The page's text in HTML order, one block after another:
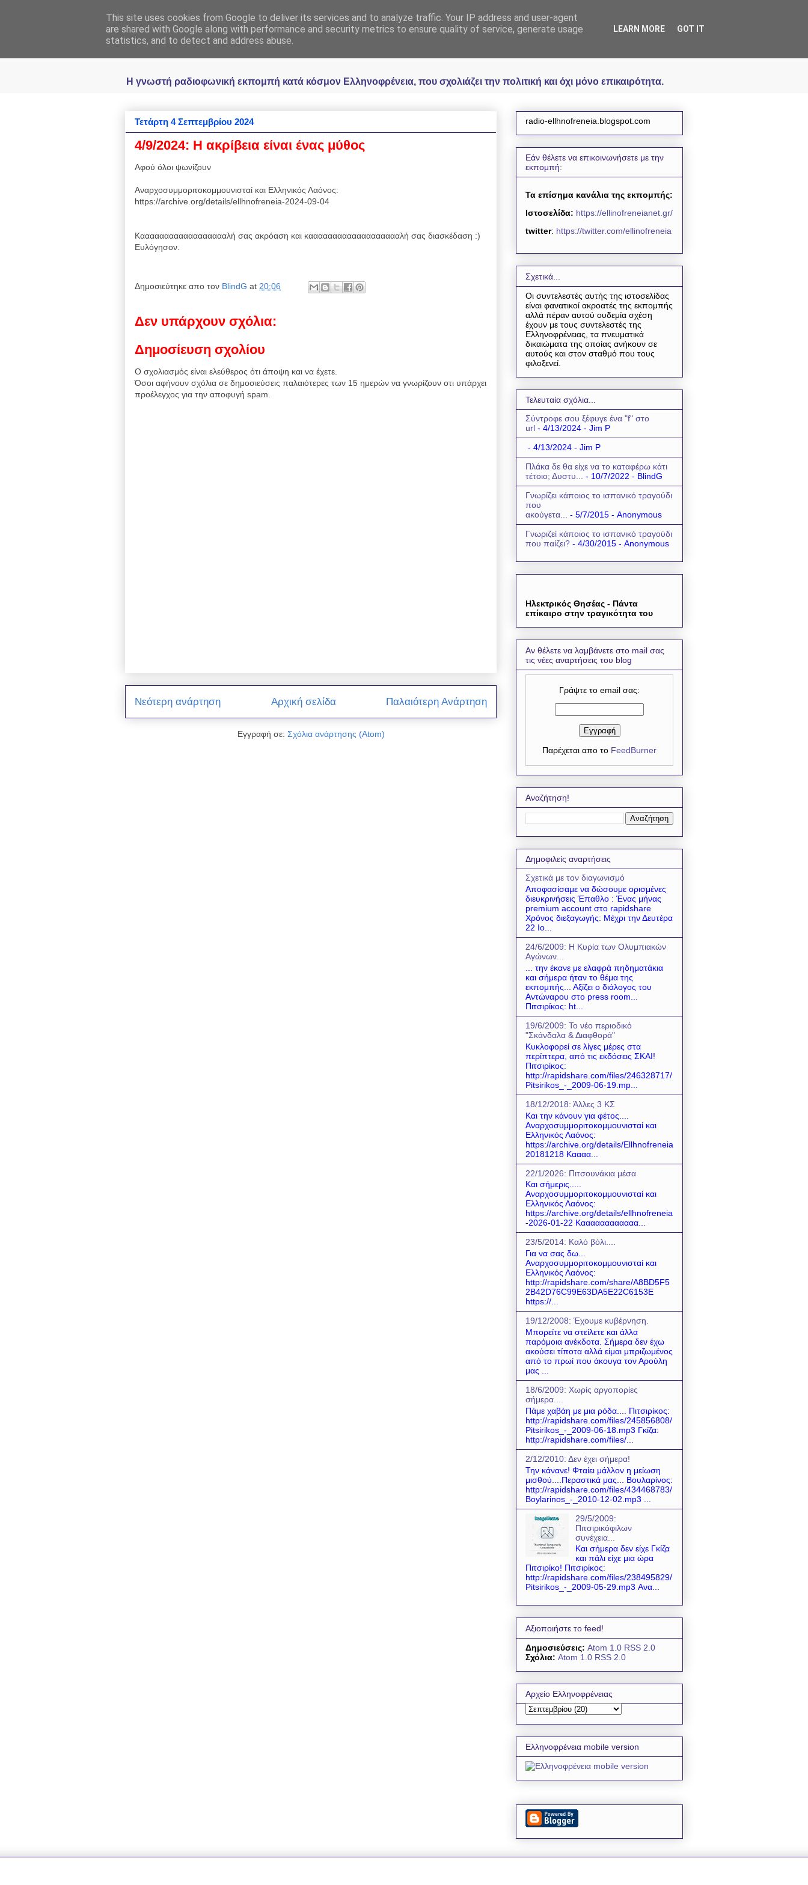
Ραδιοφωνική Ελληνοφρένεια Unofficial
Η γνωστή ραδιοφωνική εκπομπή κατά κόσμον Ελληνοφρένεια, που σχολιάζει την πολιτική και όχι μόνο επικαιρότητα.
Τετάρτη 4 Σεπτεμβρίου 2024
4/9/2024: Η ακρίβεια είναι ένας μύθος
Αφού όλοι ψωνίζουν
Αναρχοσυμμοριτοκομμουνισταί και Ελληνικός Λαόνος:
https://archive.org/details/ellhnofreneia-2024-09-04
Κααααααααααααααααααλή σας ακρόαση και καααααααααααααααααααλή σας διασκέδαση :)
Ευλόγησον.
Δημοσιεύτηκε απο τον BlindG at 20:06
Δεν υπάρχουν σχόλια:
Δημοσίευση σχολίου
Ο σχολιασμός είναι ελεύθερος ότι άποψη και να έχετε.
Όσοι αφήνουν σχόλια σε δημοσιεύσεις παλαιότερες των 15 ημερών να γνωρίζουν οτι υπάρχει
προέλεγχος για την αποφυγή spam.
Νεότερη ανάρτηση Παλαιότερη Ανάρτηση
Αρχική σελίδα
Εγγραφή σε: Σχόλια ανάρτησης (Atom)
radio-ellhnofreneia.blogspot.com
Εάν θέλετε να επικοινωνήσετε με την
εκπομπή:
Τα επίσημα κανάλια της εκπομπής:
Ιστοσελίδα: https://ellinofreneianet.gr/
twitter: https://twitter.com/ellinofreneia
Σχετικά...
Οι συντελεστές αυτής της ιστοσελίδας
είναι φανατικοί ακροατές της εκπομπής
αλλά πέραν αυτού ουδεμία σχέση
έχουν με τους συντελεστές της
Ελληνοφρένειας, τα πνευματικά
δικαιώματα της οποίας ανήκουν σε
αυτούς και στον σταθμό που τους
φιλοξενεί.
Τελευταία σχόλια...
Σύντροφε σου ξέφυγε ένα "f" στο
url - 4/13/2024 - Jim P
- 4/13/2024 - Jim P
Πλάκα δε θα είχε να το καταφέρω κάτι
τέτοιο; Δυστυ...
- 10/7/2022 - BlindG
Γνωρίζει κάποιος το ισπανικό τραγούδι
που
ακούγετα...
- 5/7/2015 - Anonymous
Γνωριζεί κάποιος το ισπανικό τραγούδι
που παίζει? - 4/30/2015 - Anonymous
Ηλεκτρικός Θησέας - Πάντα
επίκαιρο στην τραγικότητα του
Αν θέλετε να λαμβάνετε στο mail σας
τις νέες αναρτήσεις του blog
Γράψτε το email σας:
Παρέχεται απο το FeedBurner
Αναζήτηση!
Δημοφιλείς αναρτήσεις
Σχετικά με τον διαγωνισμό
Αποφασίσαμε να δώσουμε ορισμένες
διευκρινήσεις Έπαθλο : Ένας μήνας
premium account στο rapidshare
Χρόνος διεξαγωγής: Μέχρι την Δευτέρα
22 Ιο...
24/6/2009: Η Κυρία των Ολυμπιακών
Αγώνων...
... την έκανε με ελαφρά πηδηματάκια
και σήμερα ήταν το θέμα της
εκπομπής... Αξίζει ο διάλογος του
Αντώναρου στο press room...
Πιτσιρίκος: ht...
19/6/2009: Το νέο περιοδικό
"Σκάνδαλα & Διαφθορά"
Κυκλοφορεί σε λίγες μέρες στα
περίπτερα, από τις εκδόσεις ΣΚΑΙ!
Πιτσιρίκος:
http://rapidshare.com/files/246328717/
Pitsirikos_-_2009-06-19.mp...
18/12/2018: Άλλες 3 ΚΣ
Και την κάνουν για φέτος....
Αναρχοσυμμοριτοκομμουνισταί και
Ελληνικός Λαόνος:
https://archive.org/details/Ellhnofreneia
20181218 Καααα...
22/1/2026: Πιτσουνάκια μέσα
Και σήμερις.....
Αναρχοσυμμοριτοκομμουνισταί και
Ελληνικός Λαόνος:
https://archive.org/details/ellhnofreneia
-2026-01-22 Καααααααααααα...
23/5/2014: Καλό βόλι....
Για να σας δω...
Αναρχοσυμμοριτοκομμουνισταί και
Ελληνικός Λαόνος:
http://rapidshare.com/share/A8BD5F5
2B42D76C99E63DA5E22C6153E
https://...
19/12/2008: Έχουμε κυβέρνηση.
Μπορείτε να στείλετε και άλλα
παρόμοια ανέκδοτα. Σήμερα δεν έχω
ακούσει τίποτα αλλά είμαι μπριζωμένος
από το πρωί που άκουγα τον Αρούλη
μας ...
18/6/2009: Χωρίς αργοπορίες
σήμερα....
Πάμε χαβάη με μια ρόδα.... Πιτσιρίκος:
http://rapidshare.com/files/245856808/
Pitsirikos_-_2009-06-18.mp3 Γκίζα:
http://rapidshare.com/files/...
2/12/2010: Δεν έχει σήμερα!
Την κάνανε! Φταίει μάλλον η μείωση
μισθού....Περαστικά μας... Βουλαρίνος:
http://rapidshare.com/files/434468783/
Boylarinos_-_2010-12-02.mp3 ...
29/5/2009:
Πιτσιρικόφιλων
συνέχεια...
Και σήμερα δεν είχε Γκίζα
και πάλι είχε μια ώρα
Πιτσιρίκο! Πιτσιρίκος:
http://rapidshare.com/files/238495829/
Pitsirikos_-_2009-05-29.mp3 Ανα...
Αξιοποιήστε το feed!
Δημοσιεύσεις: Atom 1.0 RSS 2.0
Σχόλια: Atom 1.0 RSS 2.0
Αρχείο Ελληνοφρένειας
Ελληνοφρένεια mobile version
This site uses cookies from Google to deliver its services and to analyze traffic. Your IP address and user-agent
are shared with Google along with performance and security metrics to ensure quality of service, generate usage
statistics, and to detect and address abuse.
LEARN MORE GOT IT